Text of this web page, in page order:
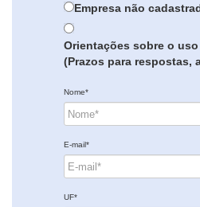
Empresa não
Orientações sobre o
(Prazos para respostas,
Nome*
E-mail*
UF*